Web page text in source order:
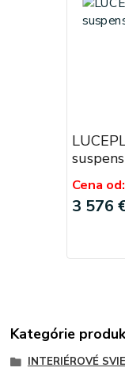
Cena od:
3 576
Kategórie
INTERIÉROVÉ